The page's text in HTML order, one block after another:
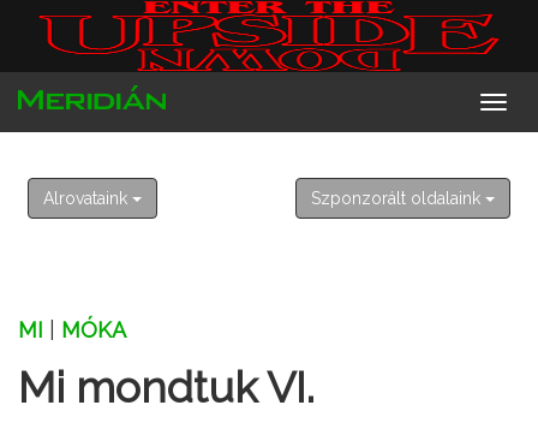
2026. augusztus 8. szombat
László
Alrovataink Szponzorált oldalaink
MI MÓKA
Mi mondtuk VI.